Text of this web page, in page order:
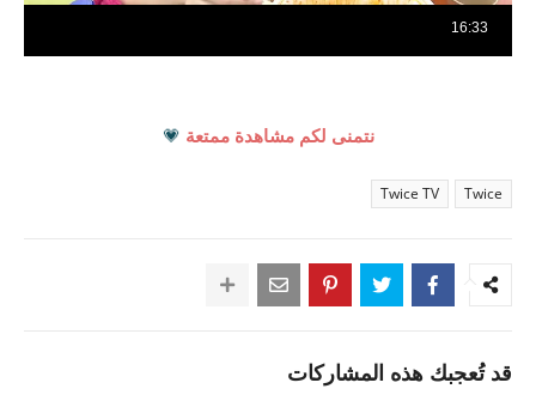
نتمنى لكم مشاهدة ممتعة 💗
Twice
Twice TV
قد تُعجبك هذه المشاركات